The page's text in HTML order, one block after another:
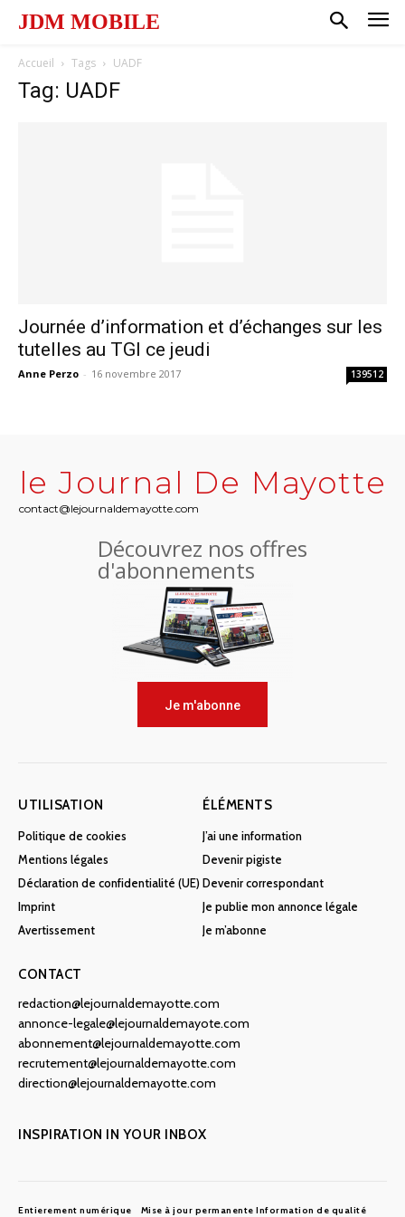
JDM MOBILE
Accueil Tags UADF
Tag: UADF
Journée d’information et d’échanges sur les
tutelles au TGI ce jeudi
Anne Perzo - 16 novembre 2017 139512
le Journal De Mayotte
contact@lejournaldemayotte.com
Découvrez nos offres
d'abonnements
Je m'abonne
UTILISATION
Politique de cookies
Mentions légales
Déclaration de confidentialité (UE)
Imprint
Avertissement
ÉLÉMENTS
J’ai une information
Devenir pigiste
Devenir correspondant
Je publie mon annonce légale
Je m’abonne
CONTACT
redaction@lejournaldemayotte.com
annonce-legale@lejournaldemayote.com
abonnement@lejournaldemayotte.com
recrutement@lejournaldemayotte.com
direction@lejournaldemayotte.com
INSPIRATION IN YOUR INBOX
Entierement numérique Mise à jour permanente Information de qualité